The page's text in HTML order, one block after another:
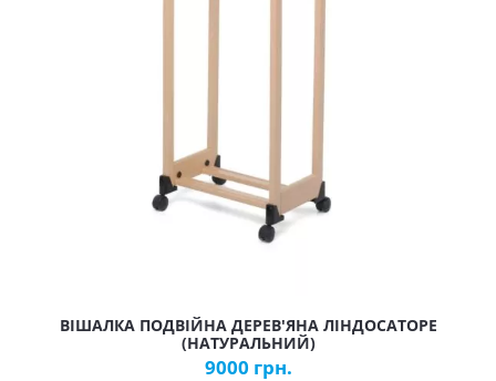
ВІШАЛКА ПОДВІЙНА ДЕРЕВ'ЯНА ЛІНДОСАТОРЕ
(НАТУРАЛЬНИЙ)
9000 грн.